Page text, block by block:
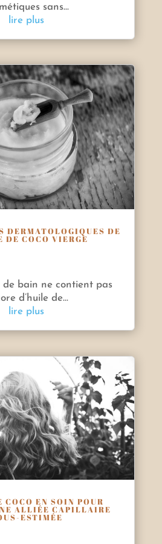
sans...
lire plus
DERMATOLOGIQUES DE
DE COCO VIERGE
de bain ne contient pas
d’huile de...
lire plus
COCO EN SOIN POUR
ALLIÉE CAPILLAIRE
ESTIMÉE